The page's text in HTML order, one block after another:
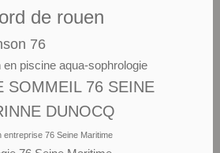
de rouen
76
piscine aqua-sophrologie
SOMMEIL 76 SEINE
DUNOCQ
entreprise 76 Seine Maritime